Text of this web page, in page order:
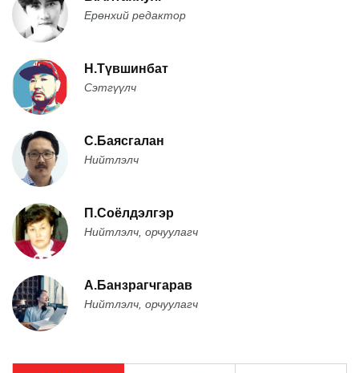
Ерөнхий редактор
Н.Түвшинбат
Сэтгүүлч
С.Баясгалан
Нийтлэлч
П.Соёлдэлгэр
Нийтлэлч, орчуулагч
А.Банзрагчгарав
Нийтлэлч, орчуулагч